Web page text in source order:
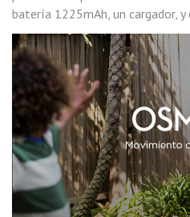
batería 1225mAh, un cargador,